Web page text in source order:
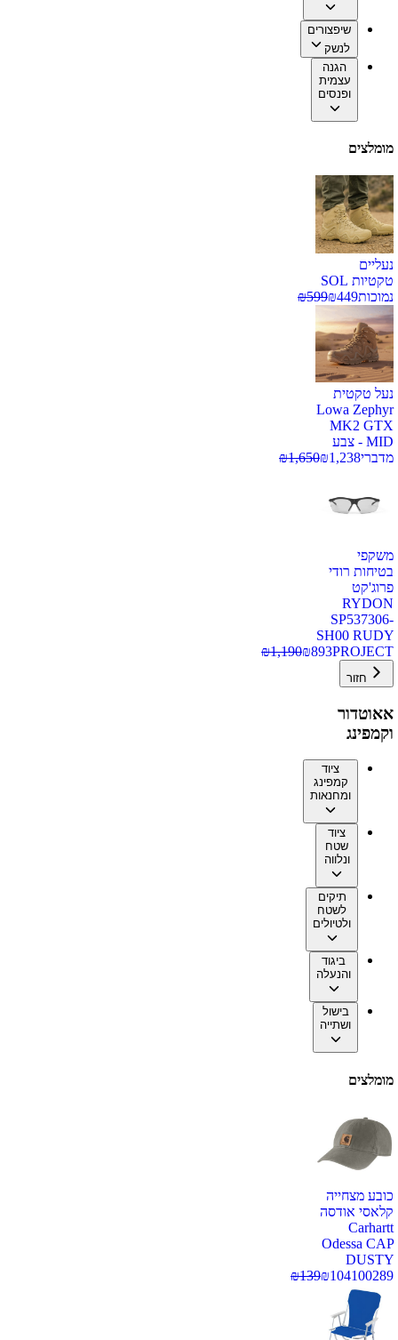
שיפצורים
לנשק
הגנה
עצמית
ופנסים
מומלצים
נעליים
טקטיות SOL
נמוכות
₪449
₪599
נעל טקטית
Lowa Zephyr
MK2 GTX
MID - צבע
מדברי
₪1,238
₪1,650
משקפי
בטיחות רודי
פרוג'קט
RYDON
SP537306-
SH00 RUDY
PROJECT
₪893
₪1,190
חזור
אאוטדור
וקמפינג
ציוד
קמפינג
ומחנאות
ציוד
שטח
ונלווה
תיקים
לשטח
ולטיולים
ביגוד
והנעלה
בישול
ושתייה
מומלצים
כובע מצחייה
קלאסי אודסה
Carhartt
Odessa CAP
DUSTY
100289
₪104
₪139